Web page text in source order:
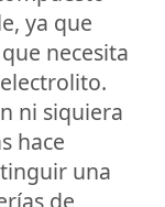
ya que
necesita
ni siquiera
hace
una